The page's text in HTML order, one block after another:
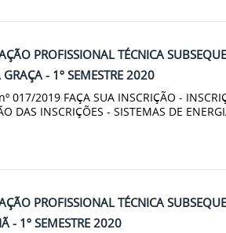
PROFISSIONAL TÉCNICA
- 1º SEMESTRE 2020
017/2019 FAÇA SUA INSCRIÇÃO -
DAS INSCRIÇÕES - SISTEMAS DE
PROFISSIONAL TÉCNICA
- 1º SEMESTRE 2020